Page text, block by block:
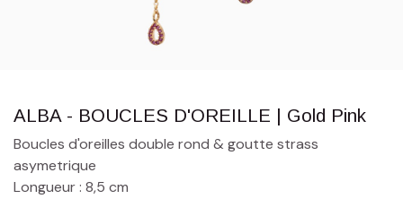
ALBA - BOUCLES D'OREILLE | Gold Pink
Boucles d'oreilles double rond & goutte strass
asymetrique
Longueur : 8,5 cm